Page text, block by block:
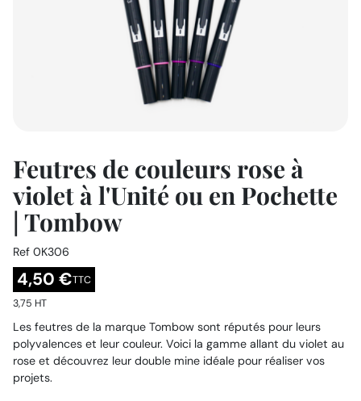
Feutres de couleurs rose à
violet à l'Unité ou en Pochette
| Tombow
Ref 0K306
4,50 €TTC
3,75 HT
Les feutres de la marque Tombow sont réputés pour leurs
polyvalences et leur couleur. Voici la gamme allant du violet au
rose et découvrez leur double mine idéale pour réaliser vos
projets.